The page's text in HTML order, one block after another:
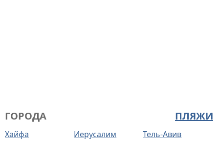
ПЛЯЖИ
ГОРОДА
Хайфа Иерусалим
Тель-Авив